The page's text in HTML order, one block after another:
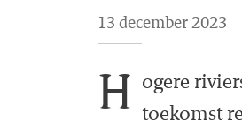
13 december 2023
H ogere
toekomst